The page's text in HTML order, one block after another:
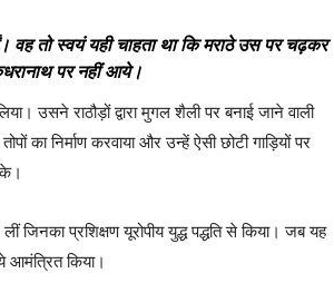
तो स्वयं यही चाहता था कि मराठे उस पर चढ़कर
पर नहीं आये।
उसने राठौड़ों द्वारा मुगल शैली पर बनाई जाने वाली
का निर्माण करवाया और उन्हें ऐसी छोटी गाड़ियों पर
प्रशिक्षण यूरोपीय युद्ध पद्धति से किया। जब यह
आमंत्रित किया।